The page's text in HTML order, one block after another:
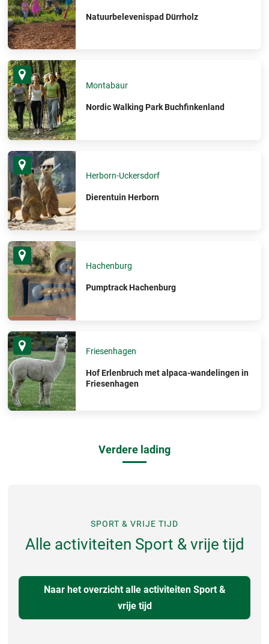
Natuurbelevenispad Dürrholz
Montabaur
Nordic Walking Park Buchfinkenland
Herborn-Uckersdorf
Dierentuin Herborn
Hachenburg
Pumptrack Hachenburg
Friesenhagen
Hof Erlenbruch met alpaca-wandelingen in
Friesenhagen
Verdere lading
SPORT & VRIJE TIJD
Alle activiteiten Sport & vrije tijd
Naar het overzicht alle activiteiten Sport &
vrije tijd